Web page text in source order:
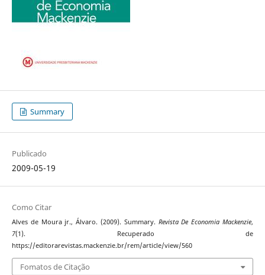
Summary
Publicado
2009-05-19
Como Citar
Alves de Moura jr., Álvaro. (2009). Summary. Revista De Economia Mackenzie,
7(1). Recuperado de
https://editorarevistas.mackenzie.br/rem/article/view/560
Fomatos de Citação